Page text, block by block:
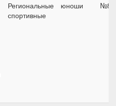
Региональные
спортивные
юноши №8,